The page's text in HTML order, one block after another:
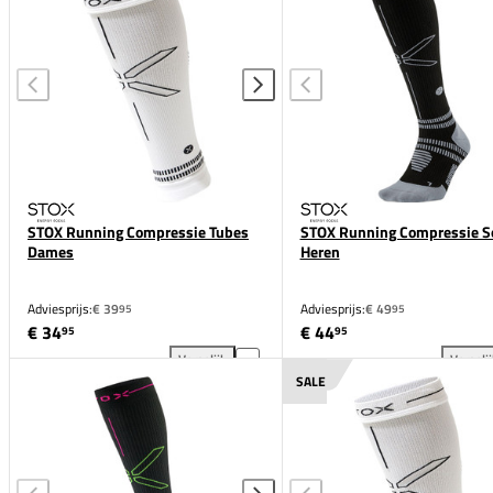
STOX Running Compressie Tubes
Dames
Adviesprijs:€ 3995
€ 3495
Vergelijk
STOX Running Compressie Tubes Dames
STOX Running Compressie
Heren
Adviesprijs:€ 4995
€ 4495
SALE